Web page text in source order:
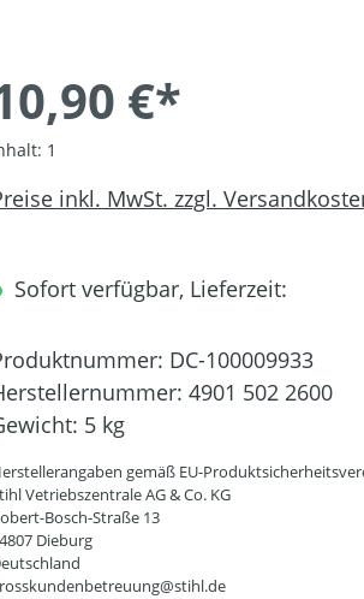
€*
1
inkl. MwSt. zzgl.
Sofort verfügbar, Lieferzeit:
DC-100009933
4901 502 2600
5 kg
gemäß EU-
Vetriebszentrale AG & Co. KG
Bosch-Straße 13
Dieburg